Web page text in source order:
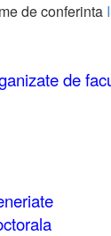
de conferinta
de